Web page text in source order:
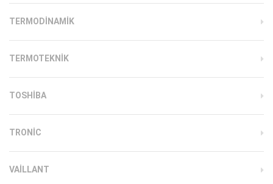
TERMODINAMIK
TERMOTEKNIK
TOSHIBA
TRONIC
VAILLANT